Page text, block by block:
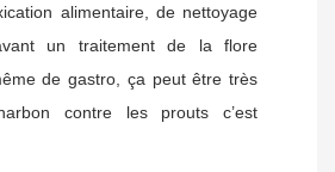
alimentaire, de nettoyage
un traitement de la flore
de gastro, ça peut être très
contre les prouts c’est